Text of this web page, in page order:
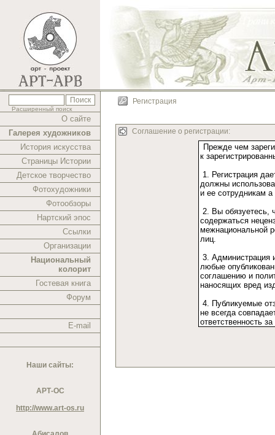
Расширенный поиск
О сайте
Галерея художников
История искусства
Страницы Истории
Детское творчество
Фотохудожники
Фотообзоры
Нартский эпос
Ссылки
Организации
Национальный
колорит
Гостевая книга
Форум
E-mail
Наши сайты:
АРТ-ОС
http://www.art-os.ru
Регистрация
Соглашение о регистрации: